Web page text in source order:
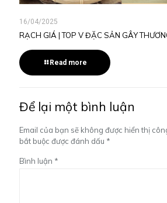
16/04/2025
RẠCH GIÁ | TOP V ĐẶC SẢN GÂY
Read more
Để lại một bình luận
Email của bạn sẽ không được hiển thị
bắt buộc được đánh dấu *
Bình luận *